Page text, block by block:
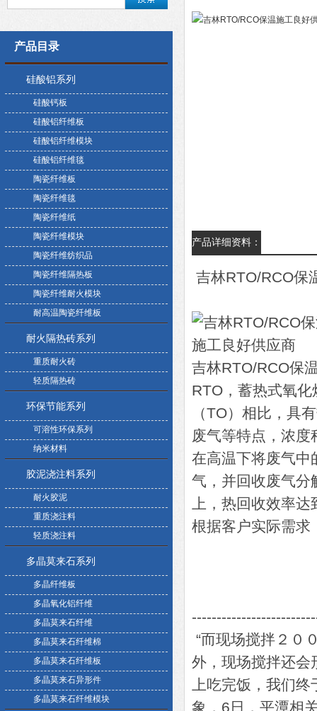
产品目录
硅酸铝系列
硅酸钙板
硅酸铝纤维板
硅酸铝纤维模块
硅酸铝纤维毯
陶瓷纤维板
陶瓷纤维毯
陶瓷纤维纸
陶瓷纤维模块
陶瓷纤维纺织品
陶瓷纤维隔热板
陶瓷纤维耐火模块
耐高温陶瓷纤维板
耐火隔热砖系列
重质耐火砖
轻质隔热砖
环保节能系列
可溶性环保系列
纳米材料
胶泥浇注料系列
耐火胶泥
重质浇注料
轻质浇注料
多晶莫来石系列
多晶纤维板
多晶氧化铝纤维
多晶莫来石纤维
多晶莫来石纤维棉
多晶莫来石纤维板
多晶莫来石异形件
多晶莫来石纤维模块
产品详细资料：
吉林RTO/RCO保
吉林RTO/RCO保
RTO，蓄热式氧
（TO）相比，具
废气等特点，浓
在高温下将废气中
气，并回收废气分
上，热回收效率达
根据客户实际需求
“而现场搅拌２０
外，现场搅拌还会
上吃完饭，我们终
象，6日，平潭相